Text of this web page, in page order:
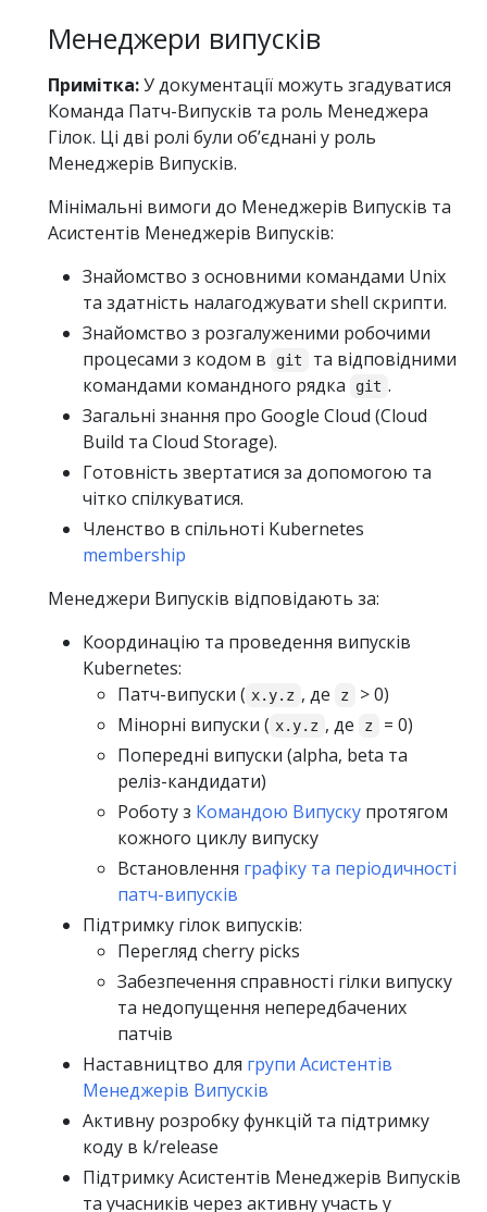
Менеджери випусків
Примітка:У документації можуть згадуватися
Команда Патч-Випусків та роль Менеджера
Гілок. Ці дві ролі були обʼєднані у роль
Менеджерів Випусків.
Мінімальні вимоги до Менеджерів Випусків та
Асистентів Менеджерів Випусків:
Знайомство з основними командами Unix
та здатність налагоджувати shell скрипти.
Знайомство з розгалуженими робочими
процесами з кодом в
git
та відповідними
командами командного рядка
git .
Загальні знання про Google Cloud (Cloud
Build та Cloud Storage).
Готовність звертатися за допомогою та
чітко спілкуватися.
Членство в спільноті Kubernetes
membership
Менеджери Випусків відповідають за:
Координацію та проведення випусків
Kubernetes:
Патч-випуски ( x.y.z , де z
> 0)
Мінорні випуски ( x.y.z , де z
= 0)
Попередні випуски (alpha, beta та
реліз-кандидати)
Роботу з Командою Випуску протягом
кожного циклу випуску
Встановлення графіку та періодичності
патч-випусків
Підтримку гілок випусків:
Перегляд cherry picks
Забезпечення справності гілки випуску
та недопущення непередбачених
патчів
Наставництво для групи Асистентів
Менеджерів Випусків
Активну розробку функцій та підтримку
коду в k/release
Підтримку Асистентів Менеджерів Випусків
та учасників через активну участь у